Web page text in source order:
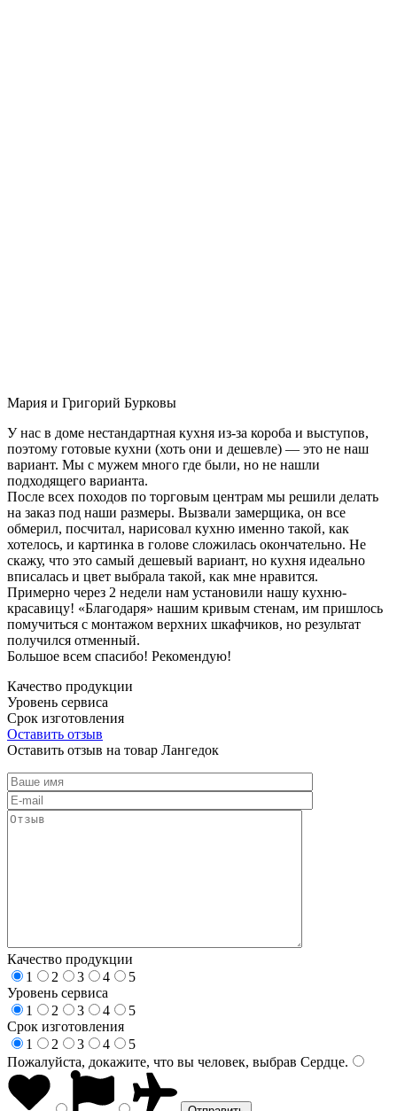
Мария и Григорий Бурковы
У нас в доме нестандартная кухня из-за короба и выступов,
поэтому готовые кухни (хоть они и дешевле) — это не наш
вариант. Мы с мужем много где были, но не нашли
подходящего варианта.
После всех походов по торговым центрам мы решили делать
на заказ под наши размеры. Вызвали замерщика, он все
обмерил, посчитал, нарисовал кухню именно такой, как
хотелось, и картинка в голове сложилась окончательно. Не
скажу, что это самый дешевый вариант, но кухня идеально
вписалась и цвет выбрала такой, как мне нравится.
Примерно через 2 недели нам установили нашу кухню-
красавицу! «Благодаря» нашим кривым стенам, им пришлось
помучиться с монтажом верхних шкафчиков, но результат
получился отменный.
Большое всем спасибо! Рекомендую!
Качество продукции
Уровень сервиса
Срок изготовления
Оставить отзыв
Оставить отзыв на товар Лангедок
Качество продукции
1
2 3 4
5
Уровень сервиса
1
2 3 4
5
Срок изготовления
1
2 3 4
5
Пожалуйста, докажите, что вы человек, выбрав Сердце.